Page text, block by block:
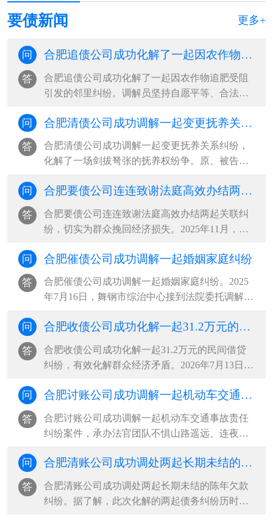
要债新闻 更多+
问 合肥追债公司成功化解了一起因农作物追肥受阻引发的邻里纠纷
答
合肥追债公司成功化解了一起因农作物追肥受阻
引发的邻里纠纷。调解员坚持自愿平等、合法合
疏导、情理交融的调解方式，充分发挥人民调解
扎根基层、贴近群众的优势，促成双方互让互
谅，将矛盾化解在基层，维护了邻里···
问 合肥清债公司成功调解一起变更抚养关系纠纷，化解了一场剑拔弩张的抚养权纷争
答
合肥清债公司成功调解一起变更抚养关系纠纷，
化解了一场剑拔弩张的抚养权纷争。原、被告双
活。三年后，孩子父亲以女方长期外出务工、照
料缺位、自身患病疏于管护为由，诉至法院请求
变更抚养权。同时，主张自身经济···
问 合肥要债公司连连致谢法庭高效办结两起关联纠纷，切实为群众挽回经济损失
答
合肥要债公司连连致谢法庭高效办结两起关联纠
纷，切实为群众挽回经济损失。2025年11月，被
由无驾驶证的阿某驾驶，途中发生交通事故导致
车辆受损。一场车祸牵出两起纠纷。一是车辆租
赁合同纠纷：车辆出租方多次上门···
问 合肥催债公司成功调解一起婚姻家庭纠纷
答
合肥催债公司成功调解一起婚姻家庭纠纷。2025
年7月16日，舞钢市综治中心接到法院委托调解一
婚后共同生育一女，双方长期因财务分配、生活
琐事频繁争吵，夫妻感情日渐淡薄，矛盾持续升
级，女方最终向法院递交离婚诉讼···
问 合肥收债公司成功化解一起31.2万元的民间借贷纠纷，有效化解群众经济矛盾
答
合肥收债公司成功化解一起31.2万元的民间借贷
纠纷，有效化解群众经济矛盾。2026年7月13日，
动到托里县综治中心司法局人民调解窗口申请调
解。经查，2026年7月1日，被申请人因资金周转
困难，向申请人借款312000元，并···
问 合肥讨账公司成功调解一起机动车交通事故责任纠纷案件，承办法官团队不惧山路遥远、连夜上门收取赔偿款
答
合肥讨账公司成功调解一起机动车交通事故责任
纠纷案件，承办法官团队不惧山路遥远、连夜上
纠纷，案件受理后，承办法官多方查找，始终未
能联系上本案被告。考虑到案件标的不大、矛盾
尚有调和空间，办案人员持续开展···
问 合肥清账公司成功调处两起长期未结的陈年欠款纠纷
答
合肥清账公司成功调处两起长期未结的陈年欠款
纠纷。据了解，此次化解的两起债务纠纷历时久